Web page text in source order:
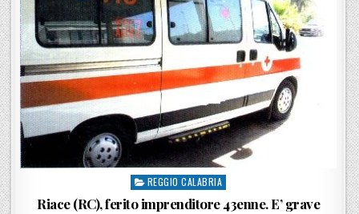
Posted in
REGGIO CALABRIA
Riace (RC), ferito imprenditore 43enne. E’ grave